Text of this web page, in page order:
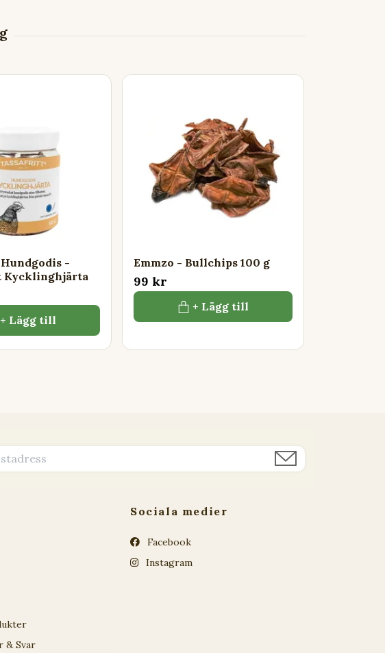
-
Kycklinghjärta
+ Lägg till
Emmzo - Bullchips 100 g
99 kr
+ Lägg till
& Svar
Sociala medier
Facebook
Instagram